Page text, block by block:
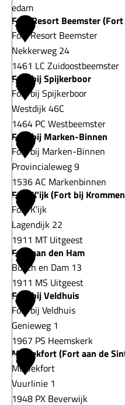
edam
Z
e
e
s
l
u
i
s
E
d
a
m
2
Fort Resort Beemster
Fort Resort Beemster
Nekkerweg 24
1461 LC Zuidoostbeemster
F
o
r
t
R
e
s
o
r
t
B
e
e
m
s
t
e
r
(
F
o
r
3
Fort bij Spijkerboor
Fort bij Spijkerboor
Westdijk 46C
1464 PC Westbeemster
F
o
r
t
b
i
j
S
p
i
j
k
e
r
b
o
o
r
4
Fort bij Marken-Binnen
Fort bij Marken-Binnen
Provincialeweg 9
1536 AC Markenbinnen
F
o
r
t
b
i
j
M
a
r
k
e
n
-
5
Fort K'ijk (Fort bij
Fort K'ijk
Lagendijk 22
1911 MT Uitgeest
F
o
r
t
K
'
i
j
k
(
6
Fort aan den Ham
Busch en Dam 13
1911 MS Uitgeest
F
o
r
t
a
a
n
7
Fort bij Veldhuis
Fort bij Veldhuis
Genieweg 1
1967 PS Heemskerk
F
o
r
t
8
Muziekfort (Fort aan de
Muziekfort
Vuurlinie 1
1948 PX Beverwijk